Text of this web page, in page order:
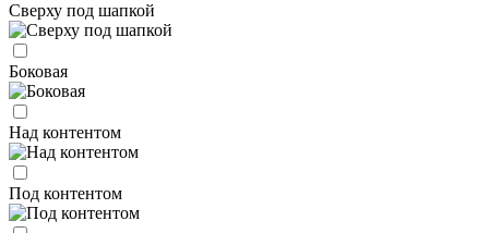
Сверху под шапкой
Боковая
Над контентом
Под контентом